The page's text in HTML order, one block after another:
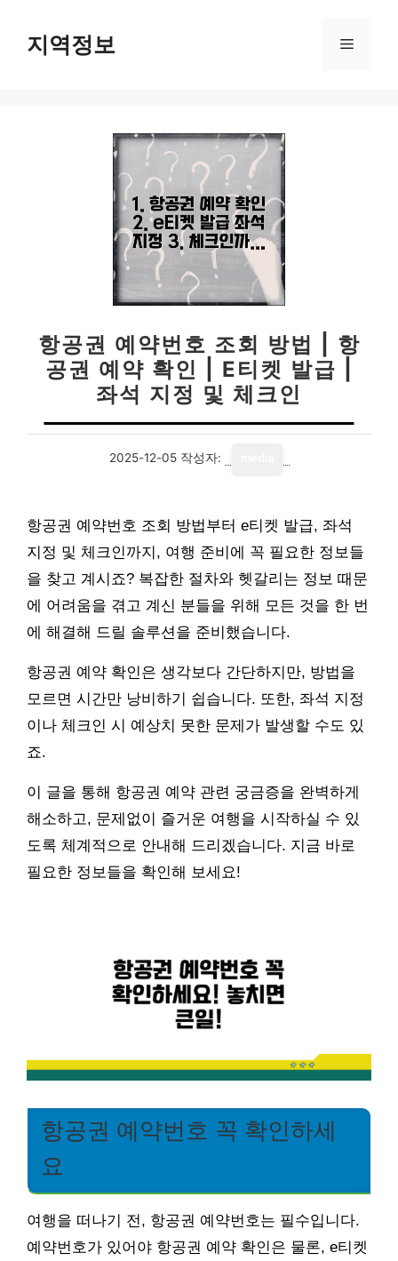
지역정보 메
항공권 예약번호 조회 방법 | 항
공권 예약 확인 | E티켓 발급 |
좌석 지정 및 체크인
2025-12-05 작성자:
항공권 예약번호 조회 방법부터 e티켓 발급, 좌석
지정 및 체크인까지, 여행 준비에 꼭 필요한 정보들
을 찾고 계시죠? 복잡한 절차와 헷갈리는 정보 때문
에 어려움을 겪고 계신 분들을 위해 모든 것을 한 번
에 해결해 드릴 솔루션을 준비했습니다.
항공권 예약 확인은 생각보다 간단하지만, 방법을
모르면 시간만 낭비하기 쉽습니다. 또한, 좌석 지정
이나 체크인 시 예상치 못한 문제가 발생할 수도 있
죠.
이 글을 통해 항공권 예약 관련 궁금증을 완벽하게
해소하고, 문제없이 즐거운 여행을 시작하실 수 있
도록 체계적으로 안내해 드리겠습니다. 지금 바로
필요한 정보들을 확인해 보세요!
항공권 예약번호 꼭 확인하세
요
여행을 떠나기 전, 항공권 예약번호는 필수입니다.
예약번호가 있어야 항공권 예약 확인은 물론, e티켓